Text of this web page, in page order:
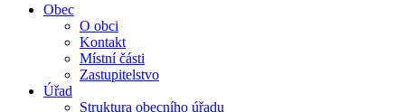
Obec
O obci
Kontakt
Místní části
Zastupitelstvo
Úřad
Struktura obecního úřadu